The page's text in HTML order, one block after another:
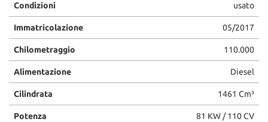
Condizioni usato
Immatricolazione 05/2017
Chilometraggio 110.000
Alimentazione Diesel
Cilindrata 1461 Cm³
Potenza 81 KW / 110 CV